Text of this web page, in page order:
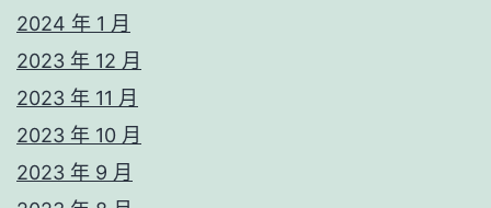
2024 年 1 月
2023 年 12 月
2023 年 11 月
2023 年 10 月
2023 年 9 月